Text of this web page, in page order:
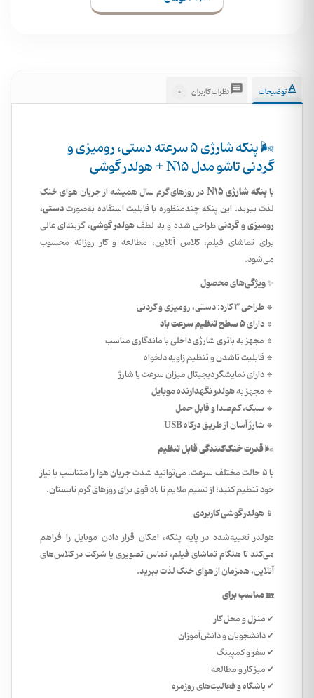
توضیحات نظرات کاربران 0
🌬️ پنکه شارژی 5 سرعته دستی، رومیزی و
گردنی تاشو مدل N15 + هولدر گوشی
باپنکه شارژی N15
در روزهای گرم سال همیشه از جریان هوای خنک
لذت ببرید. این پنکه چندمنظوره با قابلیت استفاده به‌صورتدستی،
رومیزی و گردنیطراحی شده و به لطفهولدر گوشی، گزینه‌ای عالی
برای تماشای فیلم، کلاس آنلاین، مطالعه و کار روزانه محسوب
می‌شود.
✨ویژگی‌های محصول
🔹 طراحی 3 کاره: دستی، رومیزی و گردنی
🔹 دارای5 سطح تنظیم سرعت باد
🔹 مجهز به باتری شارژی داخلی با ماندگاری مناسب
🔹 قابلیت تاشدن و تنظیم زاویه دلخواه
🔹 دارای نمایشگر دیجیتال میزان سرعت یا شارژ
🔹 مجهز بههولدر نگهدارنده موبایل
🔹 سبک، کم‌صدا و قابل حمل
🔹 شارژ آسان از طریق درگاه USB
🌬️قدرت خنک‌کنندگی قابل تنظیم
با 5 حالت مختلف سرعت، می‌توانید شدت جریان هوا را متناسب با نیاز
خود تنظیم کنید؛ از نسیم ملایم تا باد قوی برای روزهای گرم تابستان.
📱 هولدر گوشی کاربردی
هولدر تعبیه‌شده در پایه پنکه، امکان قرار دادن موبایل را فراهم
می‌کند تا هنگام تماشای فیلم، تماس تصویری یا شرکت در کلاس‌های
آنلاین، همزمان از هوای خنک لذت ببرید.
🏡مناسب برای
✔ منزل و محل کار
✔ دانشجویان و دانش‌آموزان
✔ سفر و کمپینگ
✔ میز کار و مطالعه
✔ باشگاه و فعالیت‌های روزمره